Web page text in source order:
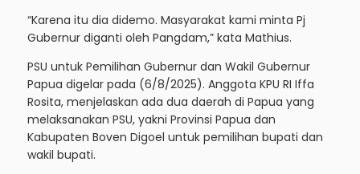
“Karena itu dia didemo. Masyarakat kami minta Pj
Gubernur diganti oleh Pangdam,” kata Mathius.
PSU untuk Pemilihan Gubernur dan Wakil Gubernur
Papua digelar pada (6/8/2025). Anggota KPU RI Iffa
Rosita, menjelaskan ada dua daerah di Papua yang
melaksanakan PSU, yakni Provinsi Papua dan
Kabupaten Boven Digoel untuk pemilihan bupati dan
wakil bupati.